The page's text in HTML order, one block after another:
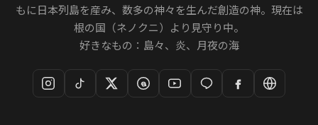
もに日本列島を産み、数多の神々を生んだ創造の神。現在は
根の国（ネノクニ）より見守り中。
好きなもの：島々、炎、月夜の海